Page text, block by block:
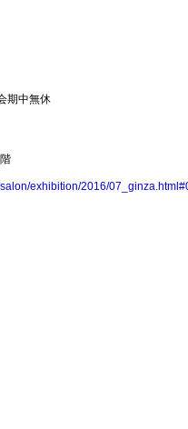
期中無休
exhibition/2016/